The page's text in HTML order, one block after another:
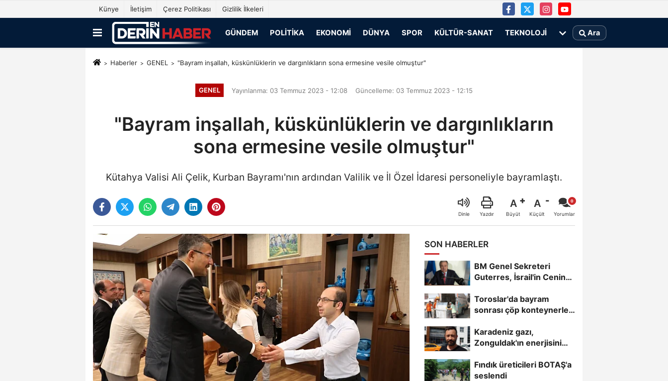
Künye İletişim Çerez Politikası Gizlilik İlkeleri
GÜNDEM POLITIKA EKONOMI DÜNYA SPOR KÜLTÜR-SANAT TEKNOLOJI Ara
Haberler GENEL "Bayram inşallah, küskünlüklerin ve dargınlıkların sona ermesine vesile olmuştur"
GENEL Yayınlanma: 03 Temmuz 2023 - 12:08 Güncelleme: 03 Temmuz 2023 - 12:15
"Bayram inşallah, küskünlüklerin ve dargınlıkların
sona ermesine vesile olmuştur"
Kütahya Valisi Ali Çelik, Kurban Bayramı'nın ardından Valilik ve İl Özel İdaresi personeliyle bayramlaştı.
Dinle Yazdır
A
Büyüt
A
Küçült Yorumlar
SON HABERLER
BM Genel Sekreteri
Guterres, İsrail'in Cenin
Toroslar'da bayram
sonrası çöp konteynerleri
Karadeniz gazı,
Zonguldak'ın enerjisini
Fındık üreticileri BOTAŞ'a
seslendi